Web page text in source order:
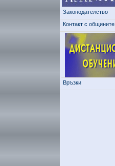
Законодателство
Контакт с общините
Връзки